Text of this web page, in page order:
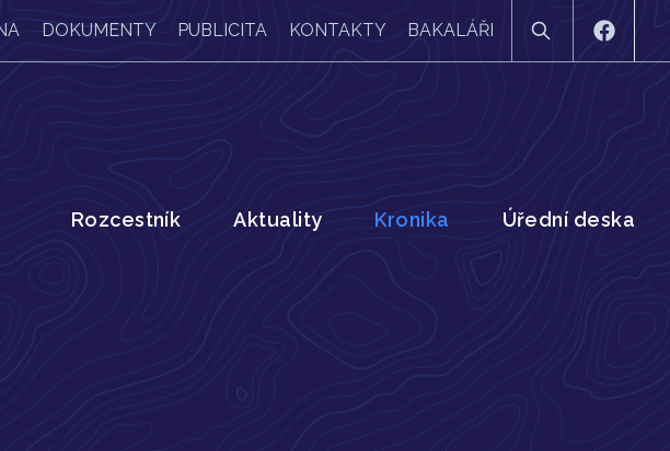
DOKUMENTY PUBLICITA KONTAKTY BAKALÁŘI
Rozcestník Aktuality Kronika Úřední deska